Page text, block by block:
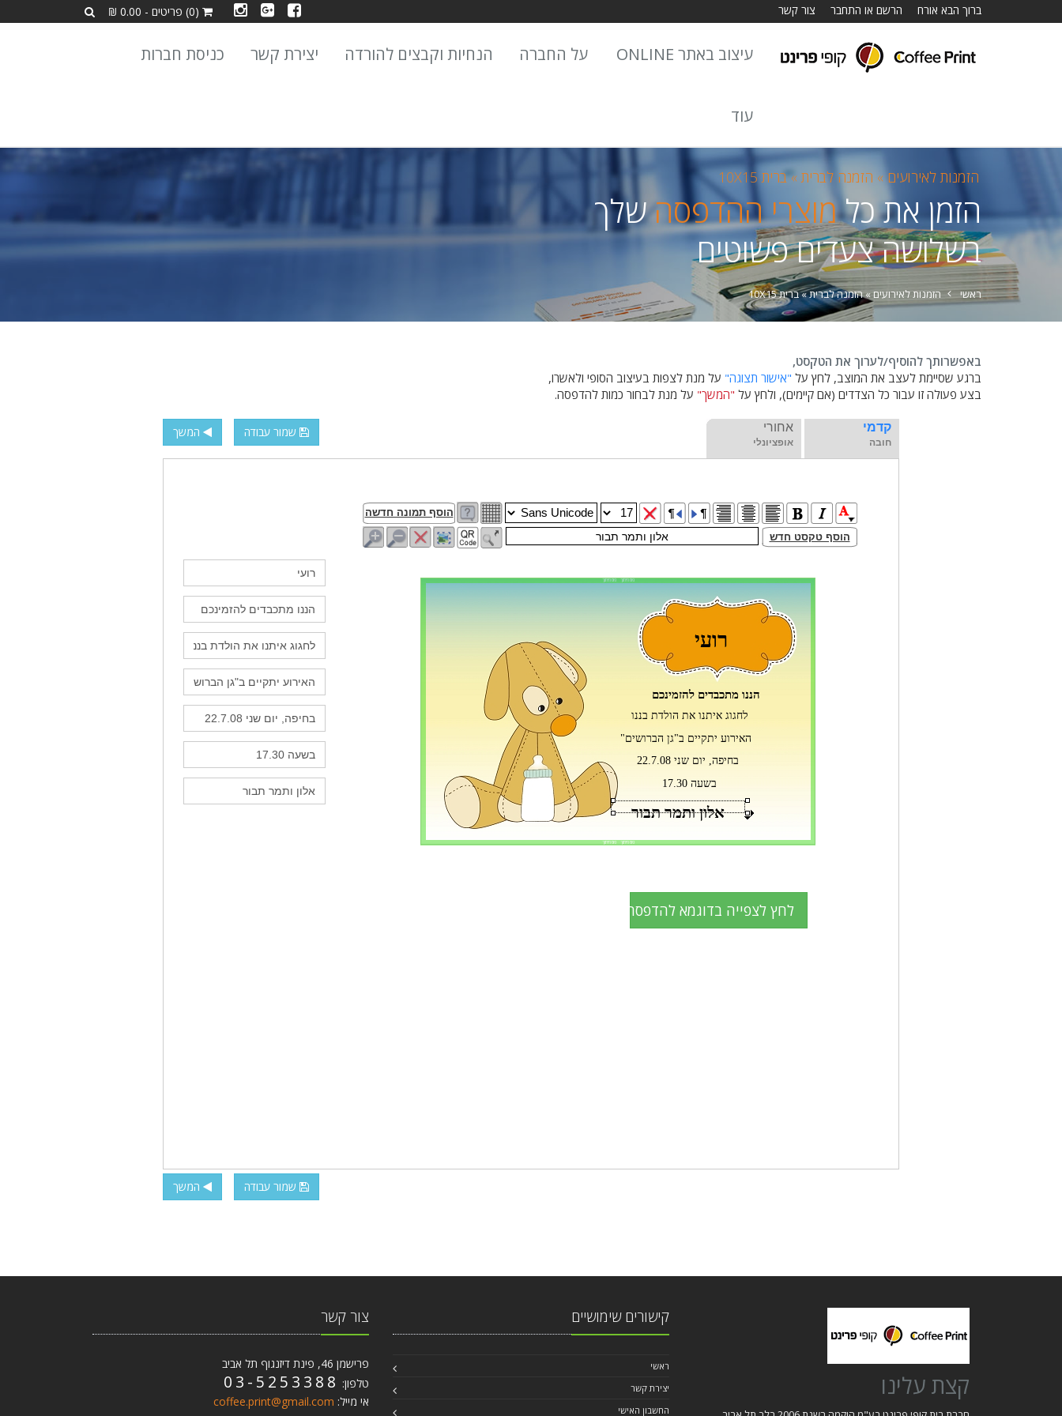
ברוך הבא אורח הרשם או התחבר צור קשר (0) פריטים - 0.00 ₪
עיצוב באתר ONLINE על החברה הנחיות וקבצים להורדה יצירת קשר כניסת חברות
עוד
הזמנות לאירועים » הזמנה לברית »ברית 10X15
הזמן את כלמוצרי ההדפסהשלך
בשלושה צעדים פשוטים
ראשי הזמנות לאירועים »הזמנה לברית »ברית 10X15
באפשרותך להוסיף/לערוך את הטקסט,
ברגע שסיימת לעצב את המוצב, לחץ על "אישור תצוגה" על מנת לצפות בעיצוב הסופי ולאשרו,
בצע פעולה זו עבור כל הצדדים (אם קיימים), ולחץ על "המשך" על מנת לבחור כמות להדפסה.
קדמי
חובה
אחורי
אופציונלי
שמור עבודה המשך
שמור עבודה המשך
קצת עלינו
קישורים שימושיים
ראשי
יצירת קשר
החשבון האישי
צור קשר
פרישמן 46, פינת דיזנגוף תל אביב
טלפון: 03-5253388
אי מייל: coffee.print@gmail.com